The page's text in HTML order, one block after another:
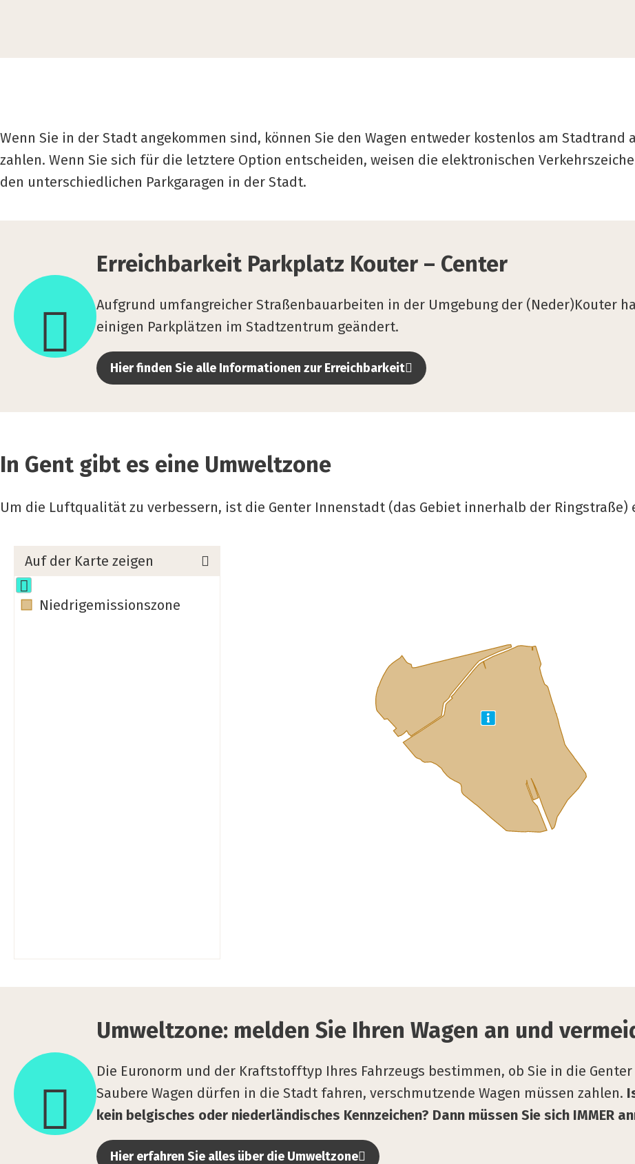
Wenn Sie in der Stadt angekommen sind, können Sie den Wagen entweder kostenlos am
zahlen. Wenn Sie sich für die letztere Option entscheiden, weisen die elektronischen
den unterschiedlichen Parkgaragen in der Stadt.
Erreich­bar­keit Park­platz Kou­ter – Cen­ter
Aufgrund umfangreicher Straßenbauarbeiten in der Umgebung der (Neder)Kouter
einigen Parkplätzen im Stadtzentrum geändert.
Hier finden Sie alle Informationen zur Erreichbarkeit
Park­
platz
Kou­
Cen­
In Gent gibt es eine Umweltzone
Um die Luftqualität zu verbessern, ist die Genter Innenstadt (das Gebiet innerhalb der Ringstraße)
Auf der Karte zeigen
Niedrigemissionszone
Umwelt­zo­ne: mel­den Sie Ihren Wagen an und
Die Euronorm und der Kraftstofftyp Ihres Fahrzeugs bestimmen, ob Sie in die
Saubere Wagen dürfen in die Stadt fahren, verschmutzende Wagen müssen zahlen.
kein belgisches oder niederländisches Kennzeichen? Dann müssen Sie sich IMMER
Hier erfahren Sie alles über die Umweltzone
mel­
den
Sie
Ihren